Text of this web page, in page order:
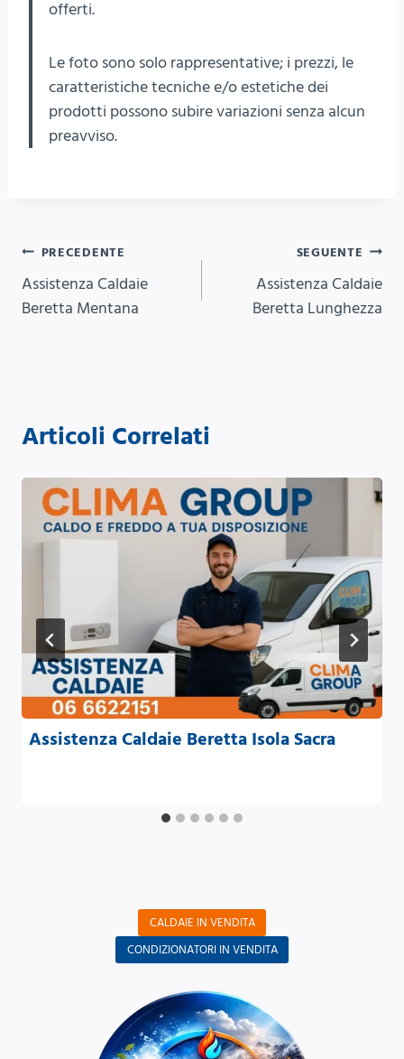
offerti.
Le foto sono solo rappresentative; i prezzi, le
caratteristiche tecniche e/o estetiche dei
prodotti possono subire variazioni senza alcun
preavviso.
Navigazione
articoli
PRECEDENTE
Assistenza Caldaie
Beretta Mentana
SEGUENTE
Assistenza Caldaie
Beretta Lunghezza
Articoli Correlati
Assistenza Caldaie Beretta Isola Sacra
CALDAIE IN VENDITA
CONDIZIONATORI IN VENDITA